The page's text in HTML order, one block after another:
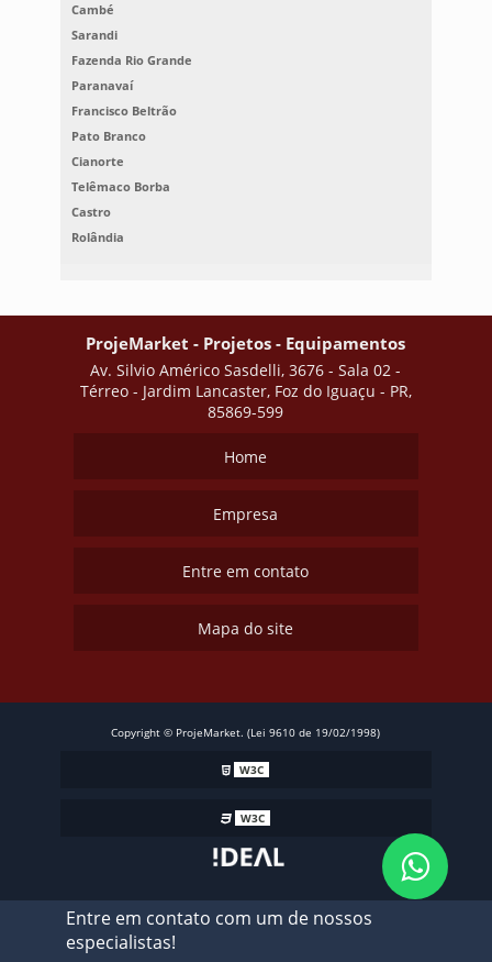
Entre em contato com um de nossos
especialistas!
Cambé
Sarandi
Fazenda Rio Grande
Paranavaí
Francisco Beltrão
Pato Branco
Cianorte
Telêmaco Borba
Castro
Rolândia
ProjeMarket - Projetos - Equipamentos
Av. Silvio Américo Sasdelli, 3676 - Sala 02 -
Térreo - Jardim Lancaster, Foz do Iguaçu - PR,
85869-599
Home
Empresa
Entre em contato
Mapa do site
Copyright © ProjeMarket. (Lei 9610 de 19/02/1998)
W3C
W3C